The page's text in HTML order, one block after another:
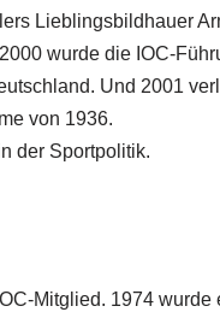
Lieblingsbildhauer
wurde die IOC-
Und 2001
von 1936.
der Sportpolitik.
Mitglied. 1974 wurde